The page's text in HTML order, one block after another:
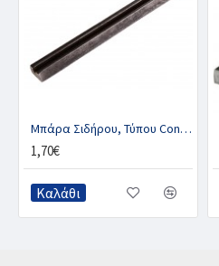
Μπάρα Σιδήρου, Τύπου Concave
1,70€
Καλάθι